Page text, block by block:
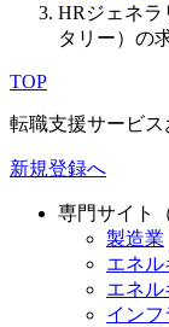
HRジェネラ
タリー）の
TOP
転職支援サービス
新規登録へ
専門サイト
製造業
エネル
エネル
インフ